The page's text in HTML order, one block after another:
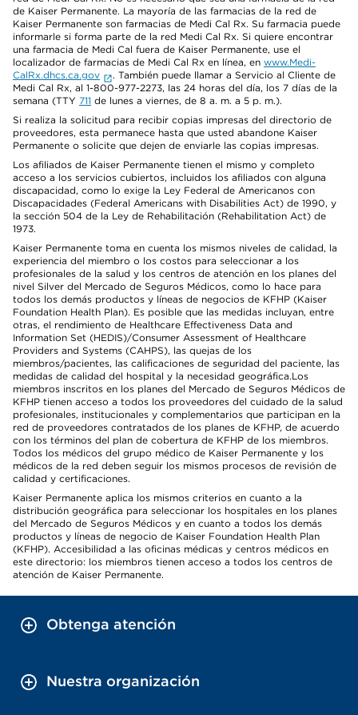
de Kaiser Permanente. La mayoría de las farmacias de la red de
Kaiser Permanente son farmacias de Medi Cal Rx. Su farmacia puede
informarle si forma parte de la red Medi Cal Rx. Si quiere encontrar
una farmacia de Medi Cal fuera de Kaiser Permanente, use el
localizador de farmacias de Medi Cal Rx en línea, en www.Medi-
CalRx.dhcs.ca.gov
. También puede llamar a Servicio al Cliente de
Medi Cal Rx, al 1-800-977-2273, las 24 horas del día, los 7 días de la
semana (TTY 711 de lunes a viernes, de 8 a. m. a 5 p. m.).
Si realiza la solicitud para recibir copias impresas del directorio de
proveedores, esta permanece hasta que usted abandone Kaiser
Permanente o solicite que dejen de enviarle las copias impresas.
Los afiliados de Kaiser Permanente tienen el mismo y completo
acceso a los servicios cubiertos, incluidos los afiliados con alguna
discapacidad, como lo exige la Ley Federal de Americanos con
Discapacidades (Federal Americans with Disabilities Act) de 1990, y
la sección 504 de la Ley de Rehabilitación (Rehabilitation Act) de
1973.
Kaiser Permanente toma en cuenta los mismos niveles de calidad, la
experiencia del miembro o los costos para seleccionar a los
profesionales de la salud y los centros de atención en los planes del
nivel Silver del Mercado de Seguros Médicos, como lo hace para
todos los demás productos y líneas de negocios de KFHP (Kaiser
Foundation Health Plan). Es posible que las medidas incluyan, entre
otras, el rendimiento de Healthcare Effectiveness Data and
Information Set (HEDIS)/Consumer Assessment of Healthcare
Providers and Systems (CAHPS), las quejas de los
miembros/pacientes, las calificaciones de seguridad del paciente, las
medidas de calidad del hospital y la necesidad geográfica.Los
miembros inscritos en los planes del Mercado de Seguros Médicos de
KFHP tienen acceso a todos los proveedores del cuidado de la salud
profesionales, institucionales y complementarios que participan en la
red de proveedores contratados de los planes de KFHP, de acuerdo
con los términos del plan de cobertura de KFHP de los miembros.
Todos los médicos del grupo médico de Kaiser Permanente y los
médicos de la red deben seguir los mismos procesos de revisión de
calidad y certificaciones.
Kaiser Permanente aplica los mismos criterios en cuanto a la
distribución geográfica para seleccionar los hospitales en los planes
del Mercado de Seguros Médicos y en cuanto a todos los demás
productos y líneas de negocio de Kaiser Foundation Health Plan
(KFHP). Accesibilidad a las oficinas médicas y centros médicos en
este directorio: los miembros tienen acceso a todos los centros de
atención de Kaiser Permanente.
Obtenga atención
Nuestra organización